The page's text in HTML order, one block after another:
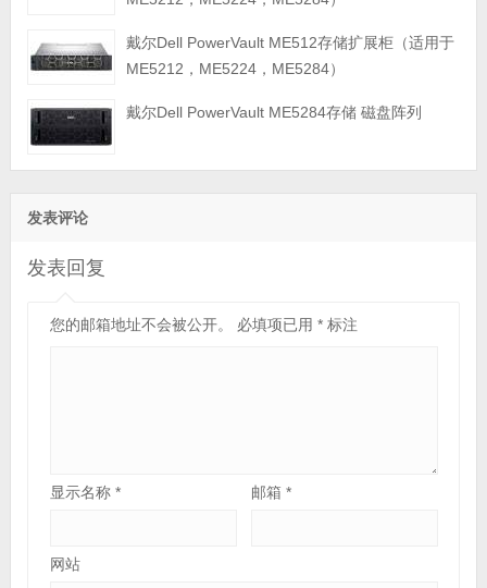
戴尔Dell PowerVault ME512存储扩展柜（适用于
ME5212，ME5224，ME5284）
戴尔Dell PowerVault ME5284存储 磁盘阵列
发表评论
发表回复
您的邮箱地址不会被公开。 必填项已用 *标注
显示名称 * 邮箱*
网站